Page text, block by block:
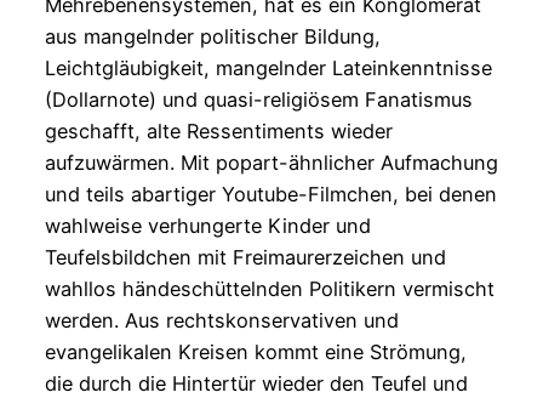
Mehrebenensystemen, hat es ein Konglomerat
aus mangelnder politischer Bildung,
Leichtgläubigkeit, mangelnder Lateinkenntnisse
(Dollarnote) und quasi-religiösem Fanatismus
geschafft, alte Ressentiments wieder
aufzuwärmen. Mit popart-ähnlicher Aufmachung
und teils abartiger Youtube-Filmchen, bei denen
wahlweise verhungerte Kinder und
Teufelsbildchen mit Freimaurerzeichen und
wahllos händeschüttelnden Politikern vermischt
werden. Aus rechtskonservativen und
evangelikalen Kreisen kommt eine Strömung,
die durch die Hintertür wieder den Teufel und